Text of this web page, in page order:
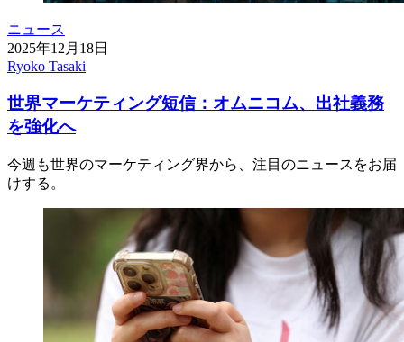
ニュース
2025年12月18日
Ryoko Tasaki
世界マーケティング短信：オムニコム、出社義務
を強化へ
今週も世界のマーケティング界から、注目のニュースをお届
けする。